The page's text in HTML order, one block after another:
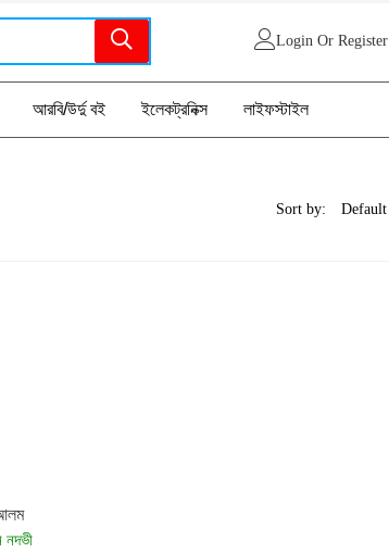
Login Or Register
আরবি/উর্দু বই ইলেকট্রনিক্স লাইফস্টাইল
Sort by:
নদভী